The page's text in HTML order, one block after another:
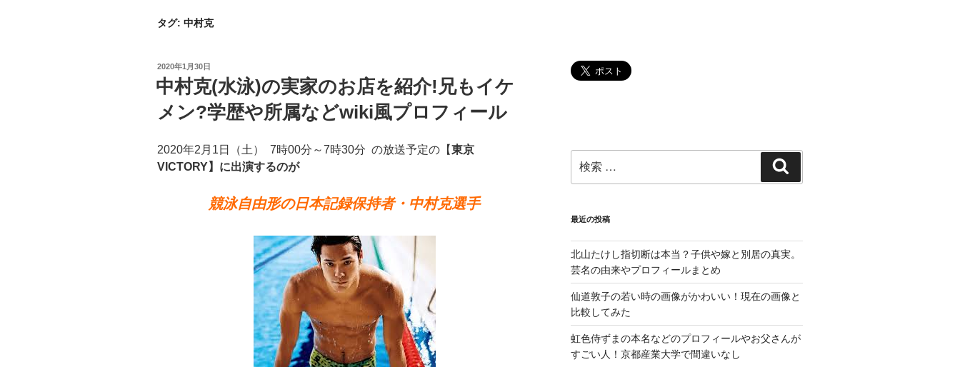
タグ: 中村克
投
稿
日:
2020年1月30日
中村克(水泳)の実家のお店を紹介!兄もイケ
メン?学歴や所属などwiki風プロフィール
2020年2月1日（土） 7時00分～7時30分 の放送予定の【東京
VICTORY】に出演するのが
競泳自由形の日本記録保持者・中村克選手
索:
索
最近の投稿
北山たけし指切断は本当？子供や嫁と別居の真実。
芸名の由来やプロフィールまとめ
仙道敦子の若い時の画像がかわいい！現在の画像と
比較してみた
虹色侍ずまの本名などのプロフィールやお父さんが
すごい人！京都産業大学で間違いなし